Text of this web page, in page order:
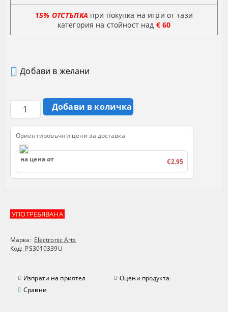
УПОТРЕБЯВАНА
Марка: Electronic Arts
Код: PS3010339U
Изпрати на приятел
Оцени продукта
Сравни
15% ОТСТЪПКА при покупка на игри от тази
категория на стойност над € 60
Добави в желани
Ориентировъчни цени за доставка
на цена от €2.95